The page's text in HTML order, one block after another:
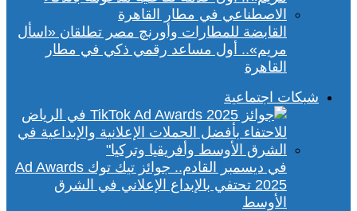
القابضة للمطارات وأورنچ مصر تطلقان «اسأل
مريم».. أول مساعد رقمي ذكي في مطار
القاهرة
شبكات اجتماعية
في ديسمبر القادم.. جوائز تيك توك Ad Awards
2025 تحتفي بالإبداع الإعلاني في الشرق
الأوسط